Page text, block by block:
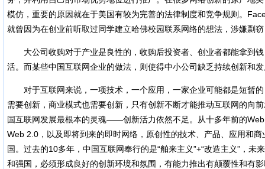
模仿，重要的原因就在于美国有较为完善的法律制度和竞争规则。
就曾因为在创业前听取过同学建立哈佛校园联系网络的想法，涉嫌剽
大公司收购对于产业是良性的，收购后投资者、创业者都能拿到钱
活。而某些中国互联网企业的做法，则使得中小公司缺乏持续创新和
对于互联网来说，一项技术，一个应用，一家企业可能都是短暂的
需要创新，商业模式也需要创新，只有创新不断才能推动互联网的向
国互联网发展最根本的灵魂——创新活力依然不足。从十多年前的
Web 2.0，以及即将到来的即时网络，原创性的技术、产品、应用和
国。过去的10多年，中国互联网奉行的是“舶来主义”+“改造主义”，未
和强国，必须形成良好的创新环境和氛围，有能力推出有颠覆性和有